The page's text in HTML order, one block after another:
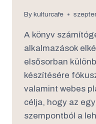
By kulturcafe
A könyv
alkalmazások
elsősorban
készítésére
valamint webes
célja, hogy az
szempontból a